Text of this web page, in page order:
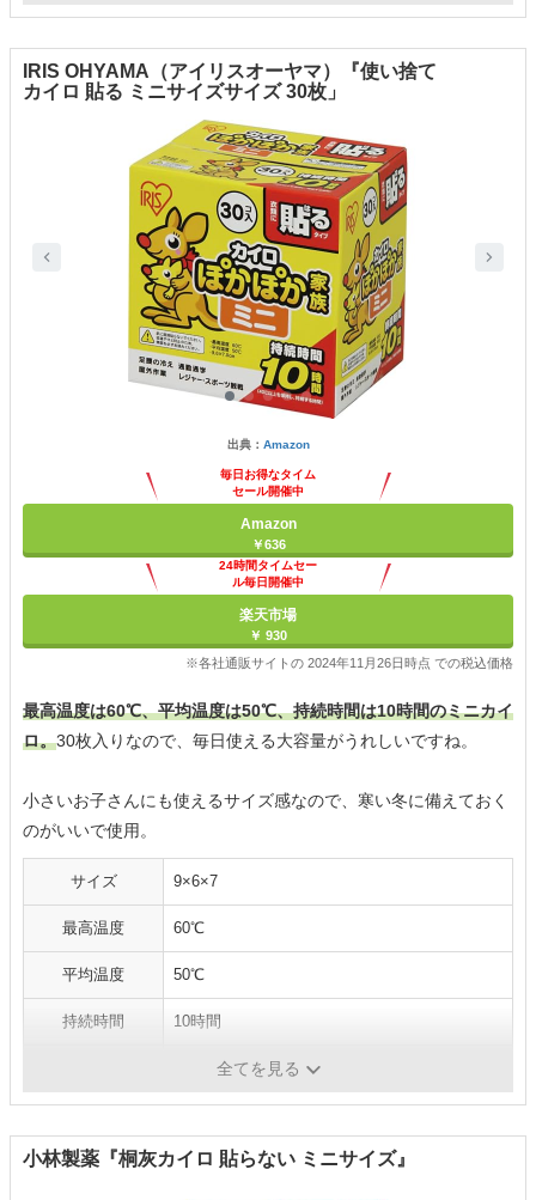
IRIS OHYAMA（アイリスオーヤマ）『使い捨て
カイロ 貼る ミニサイズサイズ 30枚」
出典： Amazon
毎日お得なタイム
セール開催中
Amazon
￥636
24時間タイムセー
ル毎日開催中
楽天市場
￥ 930
※各社通販サイトの 2024年11月26日時点 での税込価格
最高温度は60℃、平均温度は50℃、持続時間は10時間のミニカイ
ロ。30枚入りなので、毎日使える大容量がうれしいですね。
小さいお子さんにも使えるサイズ感なので、寒い冬に備えておく
のがいいで使用。
サイズ 9×6×7
最高温度 60℃
平均温度 50℃
持続時間 10時間
全てを見る
小林製薬『桐灰カイロ 貼らない ミニサイズ』